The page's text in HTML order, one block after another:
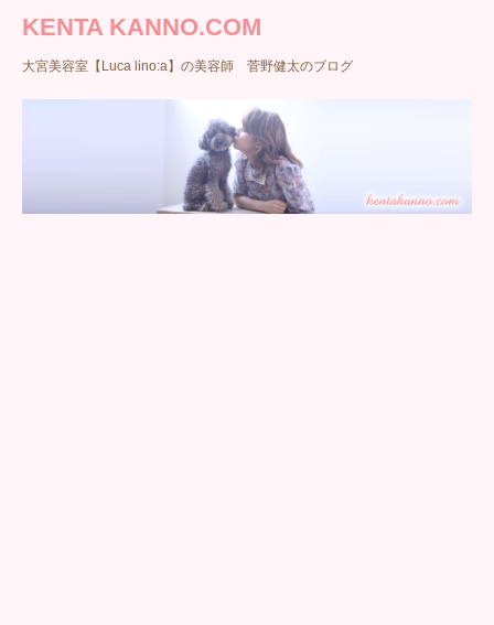
KENTA KANNO.COM
大宮美容室【Luca lino:a】の美容師 菅野健太のブログ